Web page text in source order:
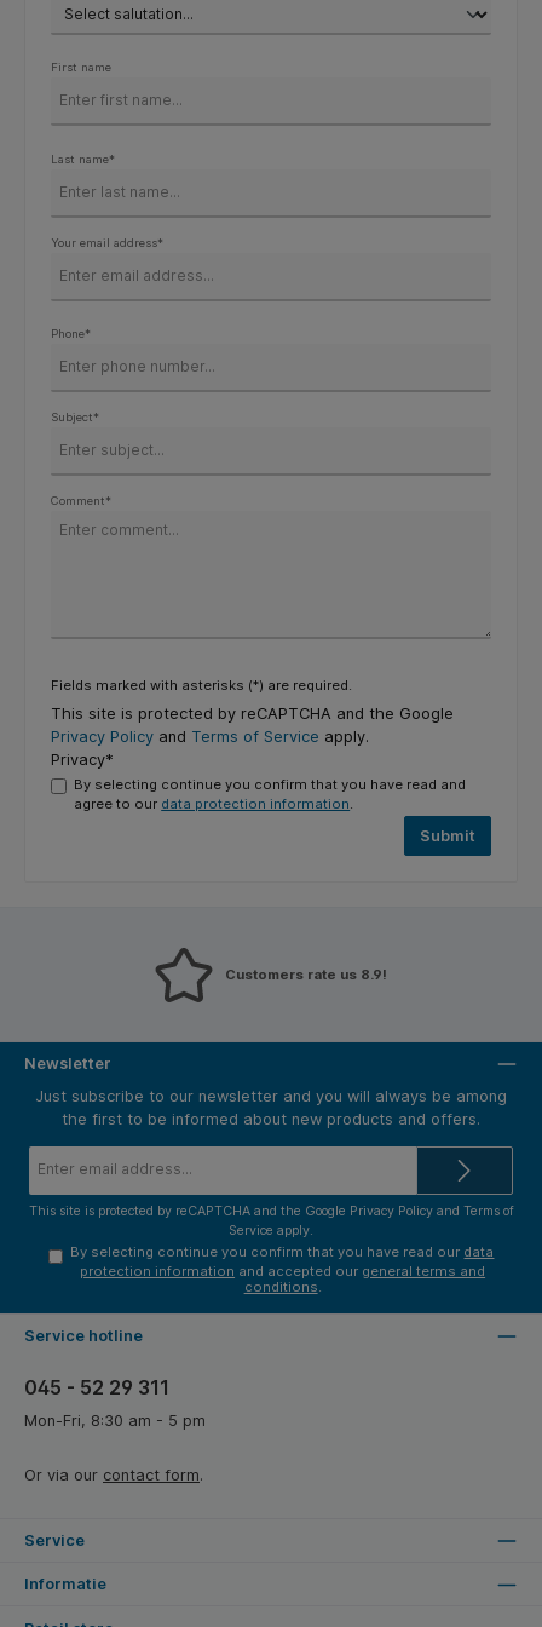
First name
Last name*
Your email address*
Phone*
Subject*
Comment*
Fields marked with asterisks (*) are required.
This site is protected by reCAPTCHA and the Google
Privacy Policy and Terms of Service apply.
Privacy*
By selecting continue you confirm that you have read and
agree to our data protection information.
Submit
Customers rate us 8.9!
Newsletter
Just subscribe to our newsletter and you will always be among
the first to be informed about new products and offers.
This site is protected by reCAPTCHA and the Google Privacy Policyand Terms of
Service apply.
By selecting continue you confirm that you have read our data
protection information and accepted our general terms and
conditions.
Service hotline
045 - 52 29 311
Mon-Fri, 8:30 am - 5 pm
Or via our contact form.
Service
Informatie